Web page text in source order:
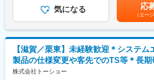
◎当社は、景気の影響を受けにくい医療業
プクラスのシェアを誇る製品を複数展開し
業基盤のもと、腰を据えて長くキャリアを
◎検査機器と体外診断薬の両方を自社で手
て、日本国内にとどまらず世界100ヶ国以
おり、グローバルに社会貢献できる事業を
◎試薬・機器の両方を製造できるメーカーは
り、一度導入された機器に対して試薬が継
の4つの専門分野に分かれており、今回のポ
制対応や薬事など、医療機器・医薬品に関
役割であり、専門性を高めながらキャリア
す。
医療業界の知識については、実務を通じて
けます。
て上下する可能性があります。月給(月額)
です。 気になる 応
（エー
【滋賀／栗東】未経験歓迎＊システム
製品の仕様変更や客先でのTS等＊長期
株式会社トーショー